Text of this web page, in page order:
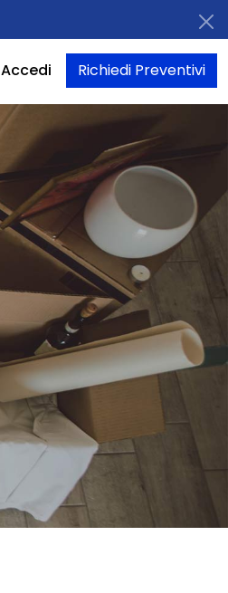
Accedi Richiedi Preventivi